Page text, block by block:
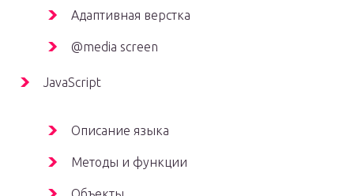
Адаптивная верстка
@media screen
JavaScript
Описание языка
Методы и функции